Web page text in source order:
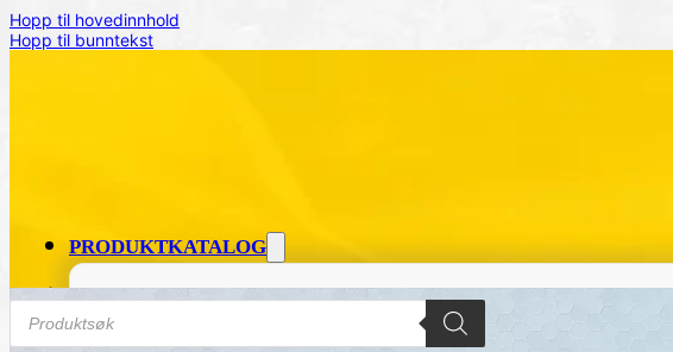
Hopp til hovedinnhold
Hopp til bunntekst
PRODUKTKATALOG
GRUNNING OG LAKK
Products
search